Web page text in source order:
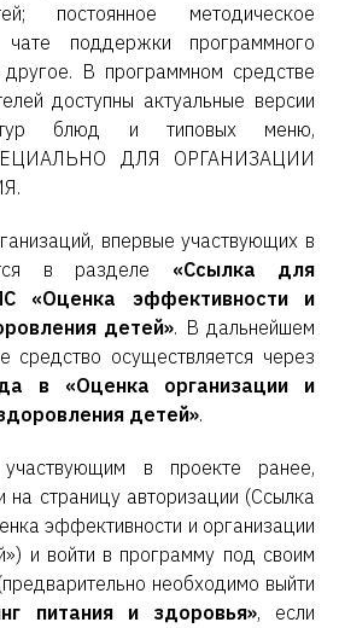
постоянное методическое
поддержки программного
В программном средстве
доступны актуальные версии
блюд и типовых меню,
ДЛЯ ОРГАНИЗАЦИИ
впервые участвующих в
в разделе «Ссылка для
«Оценка эффективности и
детей». В дальнейшем
средство осуществляется через
в «Оценка организации и
детей».
участвующим в проекте ранее,
на страницу авторизации (Ссылка
эффективности и организации
и войти в программу под своим
необходимо выйти
питания и здоровья», если